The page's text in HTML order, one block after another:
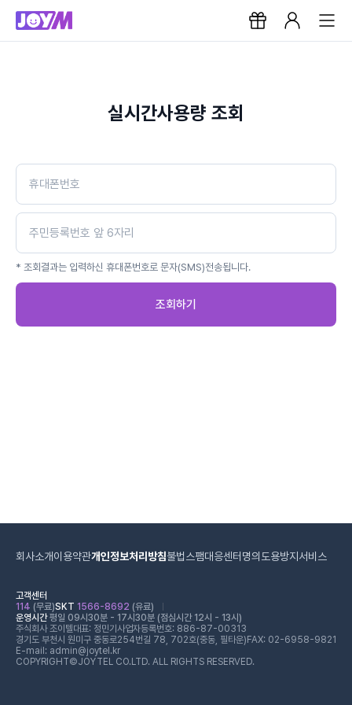
실시간사용량 조회
* 조회결과는 입력하신 휴대폰번호로 문자(SMS)전송됩니다.
조회하기
회사소개이용약관개인정보처리방침불법스팸대응센터 명의도용방지서비스
고객센터
114 (무료)SKT 1566-8692 (유료)
운영시간평일 09시30분 - 17시30분 (점심시간 12시 - 13시)
주식회사 조이텔대표: 정민기 사업자등록번호: 886-87-00313
경기도 부천시 원미구 중동로254번길 78, 702호(중동, 필타운) FAX: 02-6958-9821
E-mail: admin@joytel.kr
COPYRIGHT©JOYTEL CO.LTD. ALL RIGHTS RESERVED.